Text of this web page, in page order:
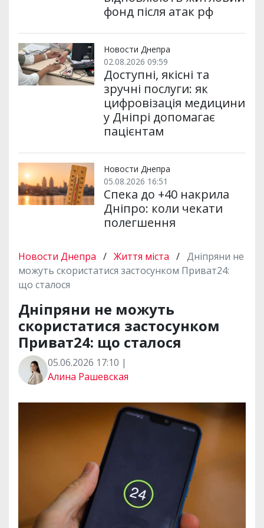
фонд після атак рф
Новости Днепра
02.08.2026 09:59
Доступні, якісні та
зручні послуги: як
цифровізація медицини
у Дніпрі допомагає
пацієнтам
Новости Днепра
05.08.2026 16:51
Спека до +40 накрила
Дніпро: коли чекати
полегшення
Новости Днепра / Життя міста / Дніпряни не
можуть скористатися застосунком Приват24:
що сталося
Дніпряни не можуть
скористатися застосунком
Приват24: що сталося
05.06.2026 17:10 |
Алина Рашевская